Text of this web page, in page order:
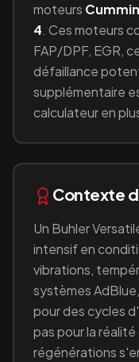
moteurs
4. Ces moteurs
FAP/DPF, EGR,
défaillance
supplémentaire
calculateur en
Contexte
Un Buhler
intensif en
vibrations,
systèmes
pour des cycles
pas pour la
régénérations